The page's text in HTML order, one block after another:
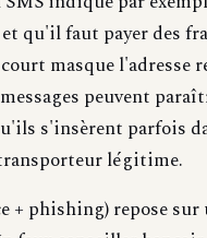
qu'il faut payer des
masque l'adresse
peuvent
s'insèrent parfois
légitime.
+ phishing) repose sur